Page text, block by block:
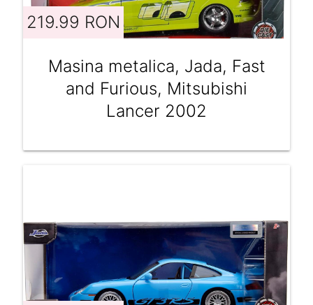
219.99 RON
Masina metalica, Jada, Fast
and Furious, Mitsubishi
Lancer 2002